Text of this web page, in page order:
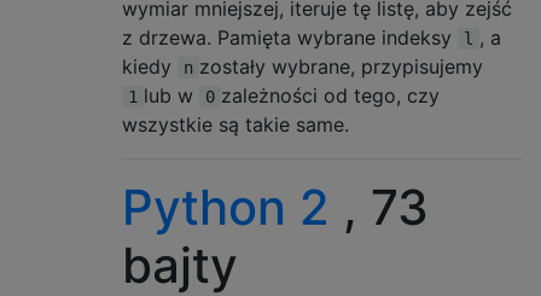
wymiar mniejszej, iteruje tę listę, aby zejść
z drzewa. Pamięta wybrane indeksy
l , a
kiedy
n zostały wybrane, przypisujemy
1 lub w 0 zależności od tego, czy
wszystkie są takie same.
Python 2 , 73
bajty